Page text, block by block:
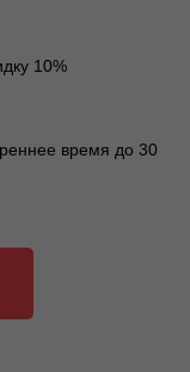
10%
время до 30